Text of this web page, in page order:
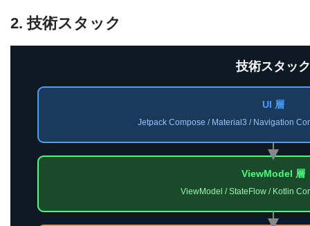
2. 技術スタック
技術スタック
UI 層
Jetpack Compose / Material3 / Navigation
ViewModel 層
ViewModel / StateFlow / Kotlin